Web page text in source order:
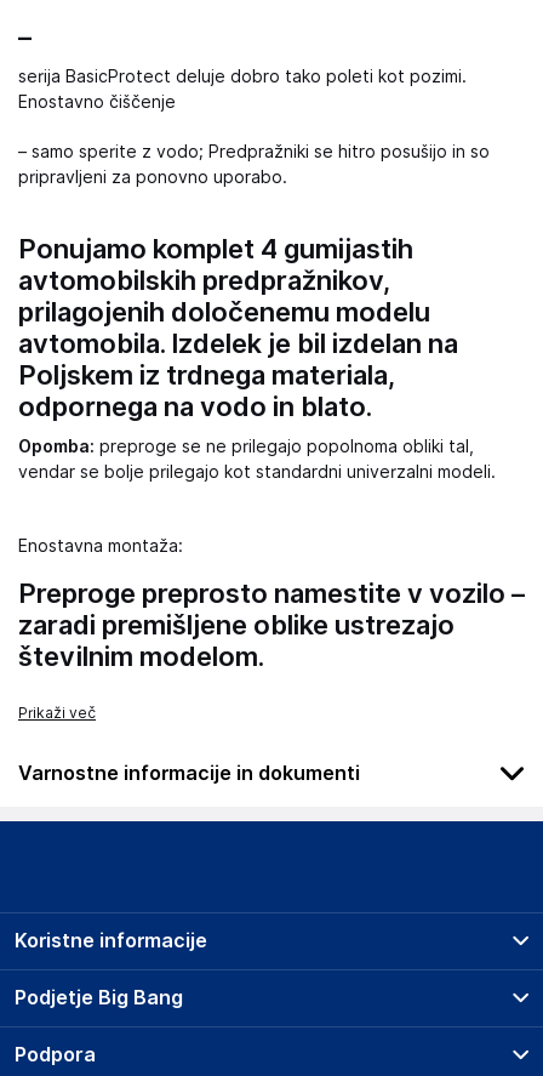
–
serija BasicProtect deluje dobro tako poleti kot pozimi.
Enostavno čiščenje
– samo sperite z vodo; Predpražniki se hitro posušijo in so
pripravljeni za ponovno uporabo.
Ponujamo komplet 4 gumijastih
avtomobilskih predpražnikov,
prilagojenih določenemu modelu
avtomobila. Izdelek je bil izdelan na
Poljskem iz trdnega materiala,
odpornega na vodo in blato.
Opomba: preproge se ne prilegajo popolnoma obliki tal,
vendar se bolje prilegajo kot standardni univerzalni modeli.
Enostavna montaža:
Preproge preprosto namestite v vozilo –
zaradi premišljene oblike ustrezajo
številnim modelom.
Prikaži več
Varnostne informacije in dokumenti
Podatki o proizvajalcu
Wielganizator
Poland
Podjetje Big Bang
O podjetju
Koristne informacije
Prodajna mesta
Storitve
Podpora